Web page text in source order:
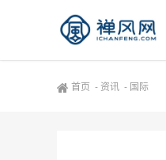
首页 - 资讯 - 国际